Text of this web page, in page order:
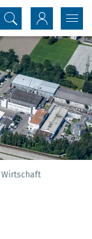
Wirtschaft